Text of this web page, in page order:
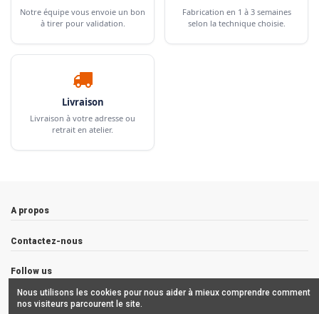
Notre équipe vous envoie un bon
à tirer pour validation.
Fabrication en 1 à 3 semaines
selon la technique choisie.
Livraison
Livraison à votre adresse ou
retrait en atelier.
A propos
Contactez-nous
Follow us
Newsletter
Nous utilisons les cookies pour nous aider à mieux comprendre comment
nos visiteurs parcourent le site.